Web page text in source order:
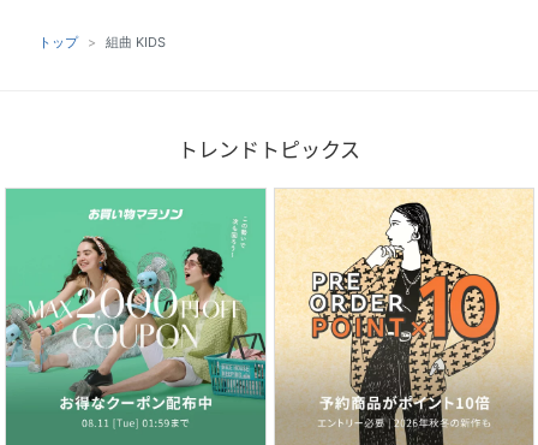
トップ 組曲 KIDS
トレンドトピックス